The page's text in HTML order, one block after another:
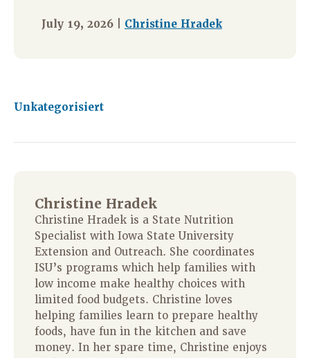
July 19, 2026 | Christine Hradek
Unkategorisiert
Christine Hradek
Christine Hradek is a State Nutrition
Specialist with Iowa State University
Extension and Outreach. She coordinates
ISU’s programs which help families with
low income make healthy choices with
limited food budgets. Christine loves
helping families learn to prepare healthy
foods, have fun in the kitchen and save
money. In her spare time, Christine enjoys